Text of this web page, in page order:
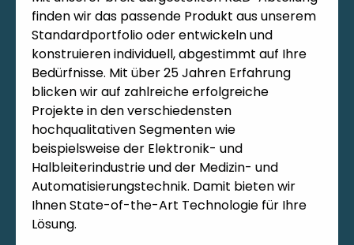
finden wir das passende Produkt aus unserem
Standardportfolio oder entwickeln und
konstruieren individuell, abgestimmt auf Ihre
Bedürfnisse. Mit über 25 Jahren Erfahrung
blicken wir auf zahlreiche erfolgreiche
Projekte in den verschiedensten
hochqualitativen Segmenten wie
beispielsweise der Elektronik- und
Halbleiterindustrie und der Medizin- und
Automatisierungstechnik. Damit bieten wir
Ihnen State-of-the-Art Technologie für Ihre
Lösung.